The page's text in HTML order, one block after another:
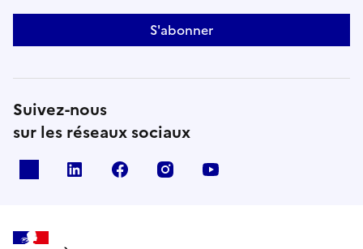
S'abonner
Suivez-nous
sur les réseaux sociaux
linkedin facebook instagram